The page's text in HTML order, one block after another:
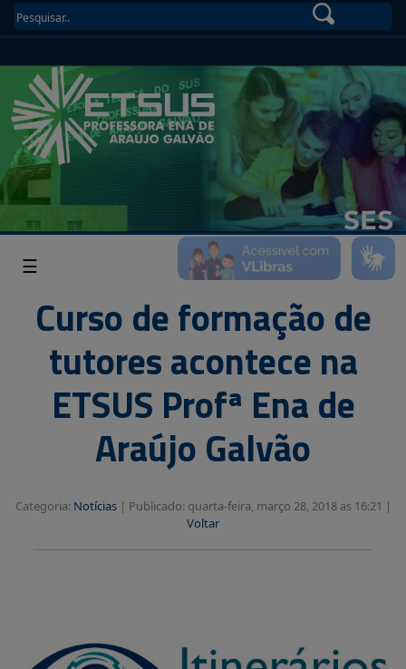
☰
Curso de formação de
tutores acontece na
ETSUS Profª Ena de
Araújo Galvão
Categoria: Notícias| Publicado: quarta-feira, março 28, 2018 as 16:21 |
Voltar